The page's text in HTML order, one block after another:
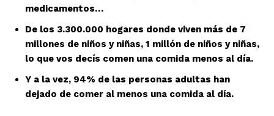
medicamentos…
De los 3.300.000 hogares donde viven más de 7
millones de niños y niñas, 1 millón de niños y niñas,
lo que vos decís comen una comida menos al día.
Y a la vez, 94% de las personas adultas han
dejado de comer al menos una comida al día.